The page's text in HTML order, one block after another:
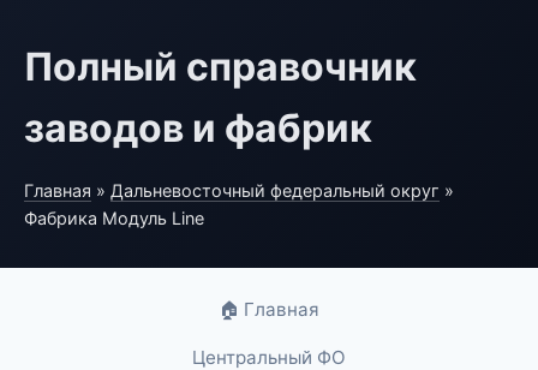
Полный справочник
заводов и фабрик
Главная » Дальневосточный федеральный округ »
Фабрика Модуль Line
🏠 Главная
Центральный ФО